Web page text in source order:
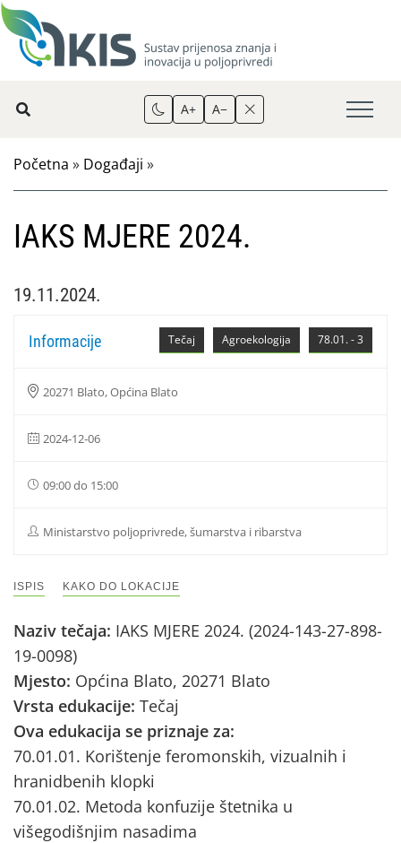
A+ A−
Početna » Događaji »
IAKS MJERE 2024.
19.11.2024.
78.01. - 3
Agroekologija
Tečaj
Informacije
20271 Blato, Općina Blato
2024-12-06
09:00 do 15:00
Ministarstvo poljoprivrede, šumarstva i ribarstva
ISPIS KAKO DO LOKACIJE
Naziv tečaja: IAKS MJERE 2024. (2024-143-27-898-
19-0098)
Mjesto: Općina Blato, 20271 Blato
Vrsta edukacije: Tečaj
Ova edukacija se priznaje za:
70.01.01. Korištenje feromonskih, vizualnih i
hranidbenih klopki
70.01.02. Metoda konfuzije štetnika u
višegodišnjim nasadima